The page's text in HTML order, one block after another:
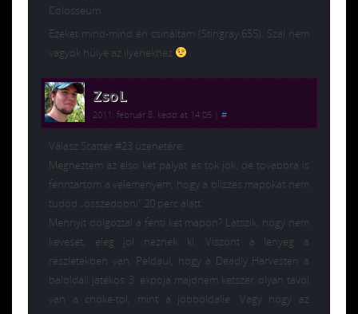
Colosseum
Ezeket mind-mind én csináltam (Stingray.655). Szal nem
vagyok hülye az ilyenekhez
ZsoL
2011. február 8. kedd at 14:05 #
Válasz Scatter #23 üzenetére:
Megneztem az elso ket palyat es tok jok, de tovabbra is
fenntartom a velemenyem, hogy a blizzes mapokat nem
tudod „osszedobni” 20 perc alatt.
Mennyit dolgoztal a fenti ket mapon? Latszik, hogy nem
keveset; eleg jol neznek ki. Viszont a lenyeg a
reszletekben van. Peldaul, hogy a Deadly Harvesten a
baloldali jatekos 3. expoja majdnem ketszer olyan tavol
van a choke-tol, mint a jobboldalie. Vagy hogy az